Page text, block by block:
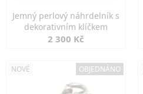
Jemný perlový náhrdelník s
dekorativním klíčkem
2 300 Kč
NOVÉ OBJEDNÁNO